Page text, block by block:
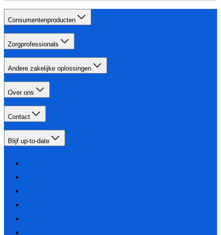
Consumentenproducten
Zorgprofessionals
Andere zakelijke oplossingen
Over ons
Contact
Blijf up-to-date